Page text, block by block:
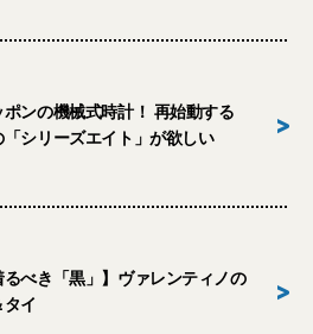
ポンの機械式時計！ 再始動する
「シリーズエイト」が欲しい
>
るべき「黒」】ヴァレンティノの
イ
>